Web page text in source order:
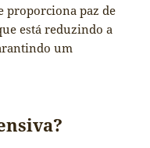
proporciona paz de
está reduzindo a
um